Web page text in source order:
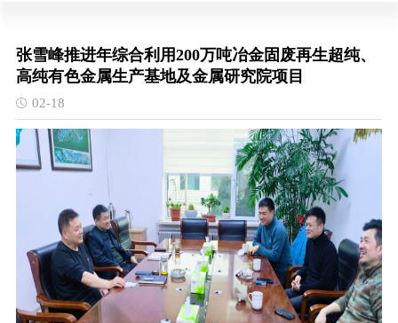
张雪峰推进年综合利用200万吨冶金固废再生超纯、
高纯有色金属生产基地及金属研究院项目
02-18